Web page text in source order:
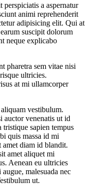
a aspernatur
animi reprehenderit
adipisicing elit. Qui at
suscipit dolorum
neque explicabo
pharetra sem vitae nisi
ultricies.
at mi ullamcorper
vestibulum.
auctor venenatis ut id
sapien tempus
quis massa id mi
amet diam id blandit.
amet aliquet mi
Aenean eu ultricies
malesuada nec
ut.